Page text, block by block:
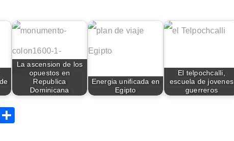
La ascension de los
opuestos en
Republica
Dominicana
Energia unificada en
Egipto
El telpochcalli,
escuela de jovenes
guerreros
E